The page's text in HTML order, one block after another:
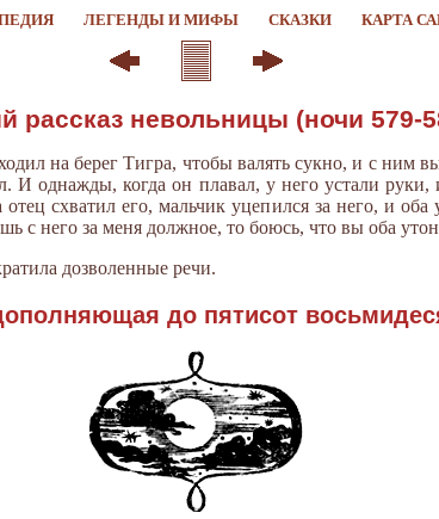
ЛЕГЕНДЫ И МИФЫ СКАЗКИ КАРТА
рассказ невольницы (ночи 579-
на берег Тигра, чтобы валять сукно, и с ним
И однажды, когда он плавал, у него устали руки,
схватил его, мальчик уцепился за него, и
с него за меня должное, то боюсь, что вы оба
дозволенные речи.
до пятисот